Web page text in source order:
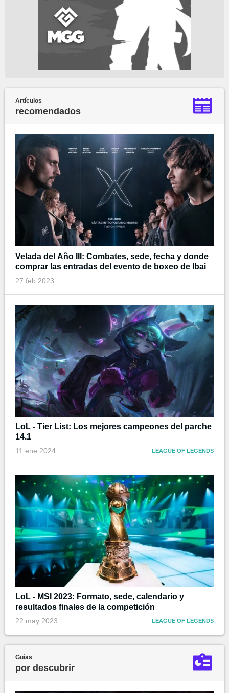
Artículos
recomendados
Velada del Año III: Combates, sede, fecha y donde
comprar las entradas del evento de boxeo de Ibai
27 feb 2023
LoL - Tier List: Los mejores campeones del parche
14.1
11 ene 2024 LEAGUE OF LEGENDS
LoL - MSI 2023: Formato, sede, calendario y
resultados finales de la competición
22 may 2023 LEAGUE OF LEGENDS
Guías
por descubrir